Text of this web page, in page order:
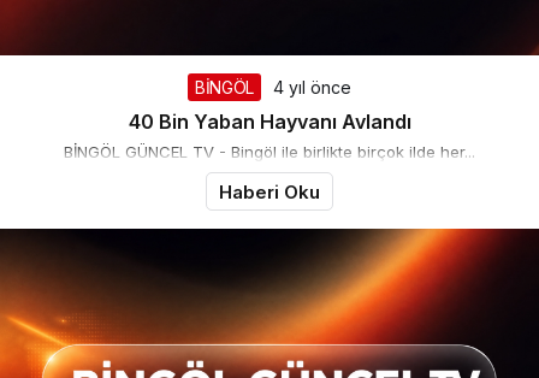
BİNGÖL 4 yıl önce
40 Bin Yaban Hayvanı Avlandı
BİNGÖL GÜNCEL TV - Bingöl ile birlikte birçok ilde her...
Haberi Oku